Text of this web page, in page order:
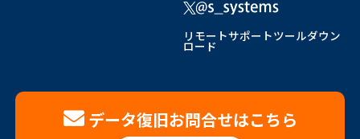
リモートサポートツールダウン
ロード
データ復旧お問合せはこちら